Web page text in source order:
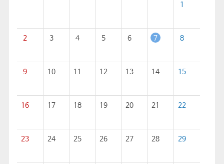
1
2 3 4 5 6 7 8
9 10 11 12 13 14 15
16 17 18 19 20 21 22
23 24 25 26 27 28 29